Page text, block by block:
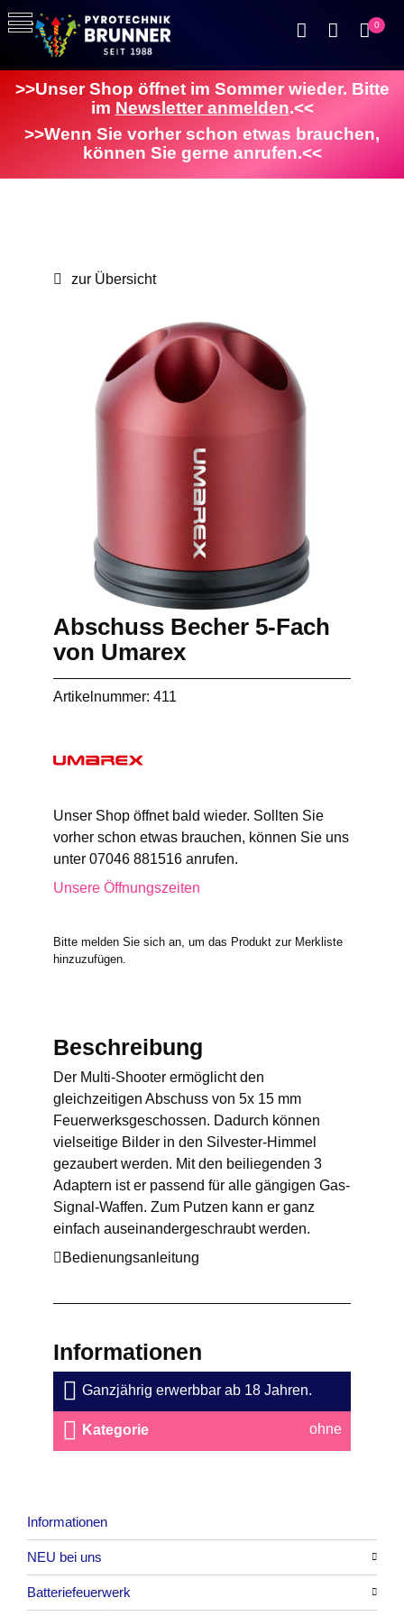
0
>>Unser Shop öffnet im Sommer wieder. Bitte
im Newsletter anmelden.<<
>>Wenn Sie vorher schon etwas brauchen,
können Sie gerne anrufen.<<
zur Übersicht
Abschuss Becher 5-Fach
von Umarex
Artikelnummer: 411
Unser Shop öffnet bald wieder. Sollten Sie
vorher schon etwas brauchen, können Sie uns
unter 07046 881516 anrufen.
Unsere Öffnungszeiten
Bitte melden Sie sich an, um das Produkt zur Merkliste
hinzuzufügen.
Beschreibung
Der Multi-Shooter ermöglicht den
gleichzeitigen Abschuss von 5x 15 mm
Feuerwerksgeschossen. Dadurch können
vielseitige Bilder in den Silvester-Himmel
gezaubert werden. Mit den beiliegenden 3
Adaptern ist er passend für alle gängigen Gas-
Signal-Waffen. Zum Putzen kann er ganz
einfach auseinandergeschraubt werden.
Bedienungsanleitung
Informationen
Ganzjährig erwerbbar ab 18 Jahren.
Kategorie ohne
Informationen
NEU bei uns
Alle anzeigen
Batteriefeuerwerk